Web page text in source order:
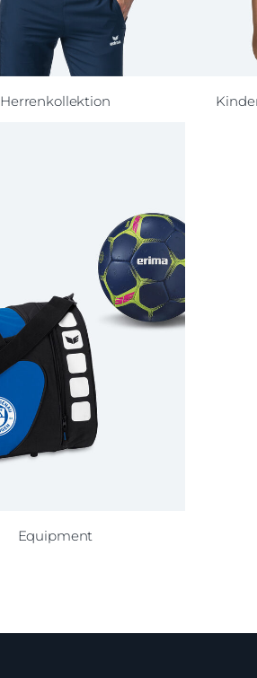
Herrenkollektion
Equipment